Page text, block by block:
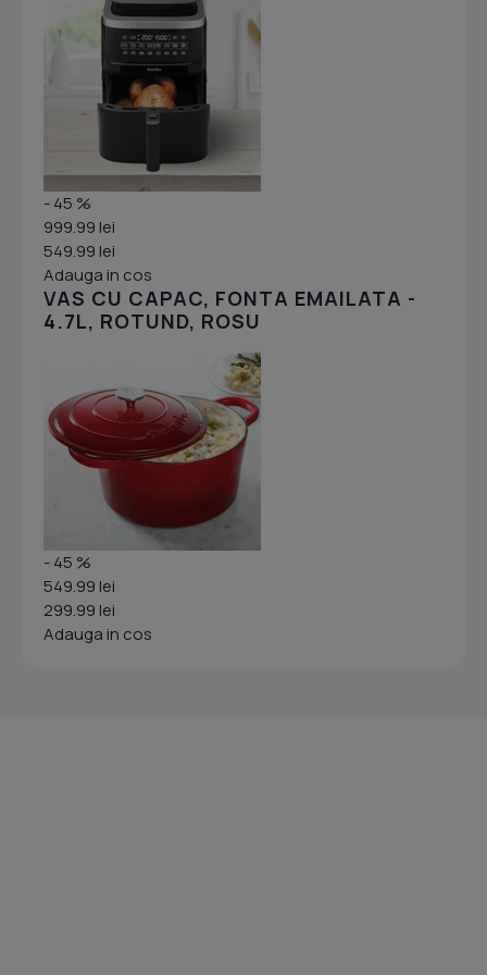
- 45 %
999.99 lei
549.99 lei
Adauga in cos
VAS CU CAPAC, FONTA EMAILATA -
4.7L, ROTUND, ROSU
- 45 %
549.99 lei
299.99 lei
Adauga in cos